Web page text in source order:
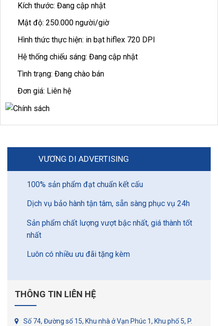
Kích thước: Đang cập nhật
Mật độ: 250.000 người/giờ
Hình thức thực hiện: in bạt hiflex 720 DPI
Hệ thống chiếu sáng: Đang cập nhật
Tình trạng: Đang chào bán
Đơn giá: Liên hệ
VƯƠNG DI ADVERTISING
100% sản phẩm đạt chuẩn kết cấu
Dịch vụ bảo hành tận tâm, sẵn sàng phục vụ 24h
Sản phẩm chất lượng vượt bậc nhất, giá thành tốt
nhất
Luôn có nhiều ưu đãi tặng kèm
THÔNG TIN LIÊN HỆ
Số 74, Đường số 15, Khu nhà ở Vạn Phúc 1, Khu phố 5, P.